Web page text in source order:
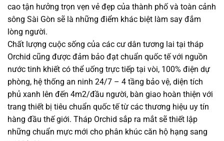
cao tận hưởng trọn vẹn vẻ đẹp của thành phố và toàn cảnh
sông Sài Gòn sẽ là những điểm khác biệt làm say đắm
lòng người.
Chất lượng cuộc sống của các cư dân tương lai tại tháp
Orchid cũng được đảm bảo đạt chuẩn quốc tế với nguồn
nước tinh khiết có thể uống trực tiếp tại vòi, 100% điện dự
phòng, hệ thống an ninh 24/7 – 4 tầng bảo vệ, diện tích
phủ xanh lên đến 4m2/đầu người, bàn giao hoàn thiện với
trang thiết bị tiêu chuẩn quốc tế từ các thương hiệu uy tín
hàng đầu thế giới. Tháp Orchid sắp ra mắt sẽ thiết lập
những chuẩn mực mới cho phân khúc căn hộ hạng sang